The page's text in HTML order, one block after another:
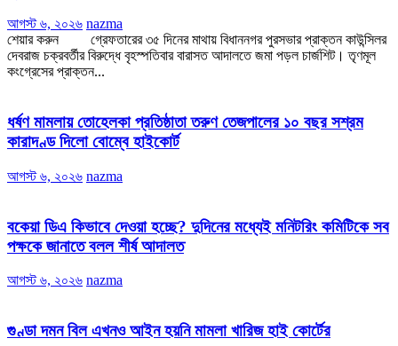
আগস্ট ৬, ২০২৬ nazma
শেয়ার করুন গ্রেফতারের ৩৫ দিনের মাথায় বিধাননগর পুরসভার প্রাক্তন কাউন্সিলর
দেবরাজ চক্রবর্তীর বিরুদ্ধে বৃহস্পতিবার বারাসত আদালতে জমা পড়ল চার্জশিট। তৃণমূল
কংগ্রেসের প্রাক্তন...
ধর্ষণ মামলায় তোহেলকা প্রতিষ্ঠাতা তরুণ তেজপালের ১০ বছর সশ্রম
কারাদণ্ড দিলো বোম্বে হাইকোর্ট
আগস্ট ৬, ২০২৬ nazma
বকেয়া ডিএ কিভাবে দেওয়া হচ্ছে? দুদিনের মধ্যেই মনিটরিং কমিটিকে সব
পক্ষকে জানাতে বলল শীর্ষ আদালত
আগস্ট ৬, ২০২৬ nazma
গুণ্ডা দমন বিল এখনও আইন হয়নি মামলা খারিজ হাই কোর্টের